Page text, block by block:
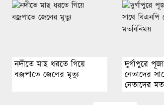
দেশে ফিরতে চান
প্রতিমন্ত্রী বলছেন-
মরদেহ উদ্ধার
নদীতে মাছ ধরতে গিয়ে
বজ্রপাতে জেলের মৃত্যু
দুর্গাপুরে
নেতাদের
নেতাদের